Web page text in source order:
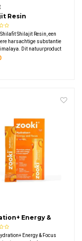
Resin
Shilajit Resin, een
harsachtige substantie
Dit natuurproduct
dan 84 mineralen,
Energy &
Elektrolyten
Energy & Focus